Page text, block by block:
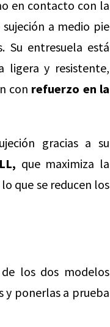
en contacto con la
a medio pie
Su entresuela está
ligera y resistente,
con refuerzo en la
gracias a su
que maximiza la
que se reducen los
los dos modelos
y ponerlas a prueba